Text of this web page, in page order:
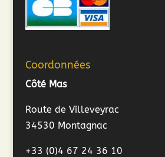
Coordonnées
Côté Mas
Route de Villeveyrac
34530 Montagnac
+33 (0)4 67 24 36 10